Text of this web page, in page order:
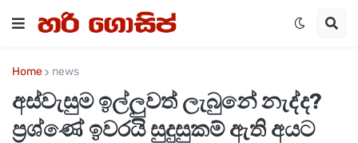
Home news
අස්වැසුම ඉල්ලුවත් ලැබුනේ නැද්ද?
ප්‍රශ්ණේ ඉවරයි සුදුසුකම් ඇති අයට